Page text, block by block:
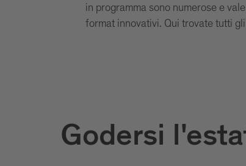
in programma sono numerose e
format innovativi. Qui trovate tutti
Godersi